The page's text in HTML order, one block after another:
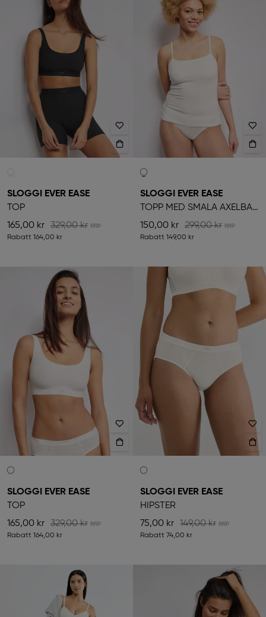
SLOGGI EVER EASE
TOP
165,00 kr
329,00 kr
Rabatt 164,00 kr
SLOGGI EVER EASE
TOPP MED SMALA AXELBAND
150,00 kr
299,00 kr
Rabatt 149,00 kr
SLOGGI EVER EASE
TOP
165,00 kr
329,00 kr
Rabatt 164,00 kr
SLOGGI EVER EASE
HIPSTER
75,00 kr
149,00 kr
Rabatt 74,00 kr